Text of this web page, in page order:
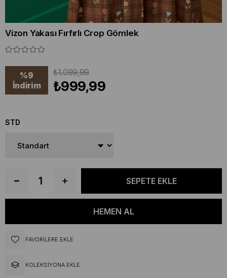
Vizon Yakası Fırfırlı Crop Gömlek
%9
İndirim
₺1.099,99
₺999,99
STD
FAVORILERE EKLE
KOLEKSIYONA EKLE